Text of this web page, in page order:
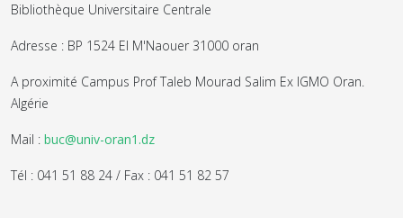
Bibliothèque Universitaire Centrale
Adresse : BP 1524 El M'Naouer 31000 oran
A proximité Campus Prof Taleb Mourad Salim Ex IGMO Oran.
Algérie
Mail : buc@univ-oran1.dz
Tél : 041 51 88 24 / Fax : 041 51 82 57